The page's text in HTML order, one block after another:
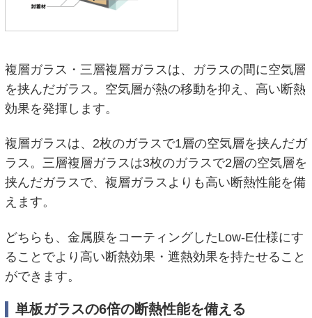
複層ガラス・三層複層ガラスは、ガラスの間に空気層
を挟んだガラス。空気層が熱の移動を抑え、高い断熱
効果を発揮します。
複層ガラスは、2枚のガラスで1層の空気層を挟んだガ
ラス。三層複層ガラスは3枚のガラスで2層の空気層を
挟んだガラスで、複層ガラスよりも高い断熱性能を備
えます。
どちらも、金属膜をコーティングしたLow-E仕様にす
ることでより高い断熱効果・遮熱効果を持たせること
ができます。
単板ガラスの6倍の断熱性能を備える